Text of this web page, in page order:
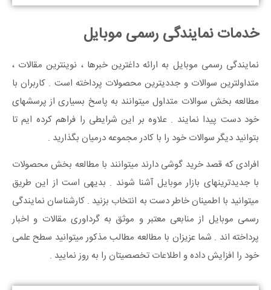
خدمات نمایندگی رسمی موبایل
نمایندگی رسمی موبایل به ارائه داغترین خبرها ، نوینترین مقالات ،
متداولترین سوالات و جددیترین محصولات پرداخته است . کاربران با
مطالعه بخش سوالات متداول میتوانند به پاسخ بسیاری از پرسشهای
خود دست پیدا نمایند . علاوه بر این شرایطی را فراهم کرده ایم تا
بتوانید دیگر سوالات خود را با کادر مجموعه درمیان بگذارید .
افرادی که قصد خرید گوشی دارند میتوانند با مطالعه بخش محصولات
با جدیدترینهای بازار موبایل آشنا شوند . بدیهی است از این طریق
میتوانید با اطمینان خاطر دست به انتخاب بزنید . کارشناسان نمایندگی
رسمی موبایل از منابعی معتبر و موثق به گرداوری مقالات و اخبار
پرداخته اند . شما عزیزان با مطالعه مطالب مذکور میتوانید سطح علمی
خود را افزایش داده و اطلاعات تخصصیتان را به روز نمایید .